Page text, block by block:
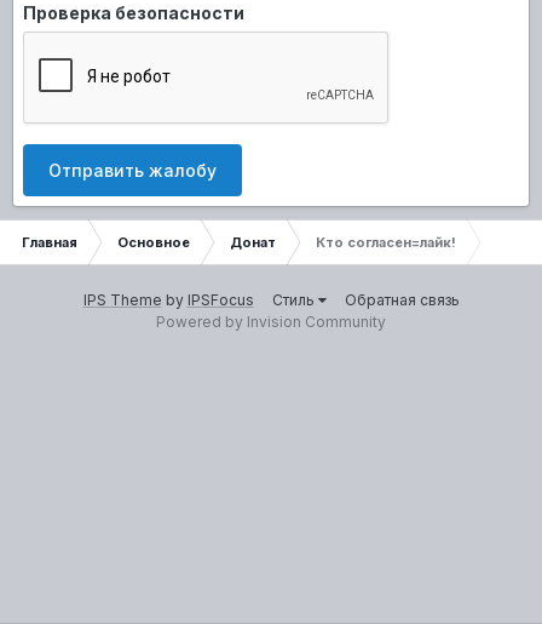
Проверка безопасности
Отправить жалобу
Главная Основное Донат Кто согласен=лайк!
IPS Theme by IPSFocus Стиль
Обратная связь
Powered by Invision Community